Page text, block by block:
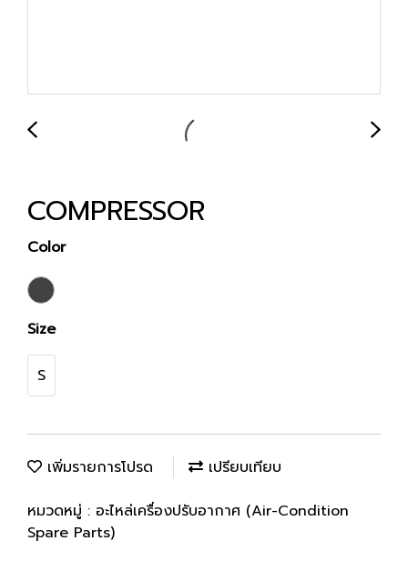
COMPRESSOR
Color
Size
S
เพิ่มรายการโปรด
เปรียบเทียบ
หมวดหมู่ : อะไหล่เครื่องปรับอากาศ (Air-Condition
Spare Parts)